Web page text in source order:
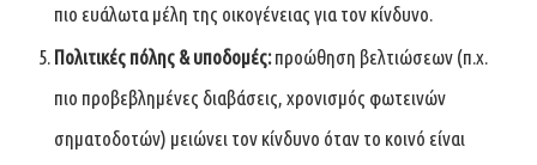
πιο ευάλωτα μέλη της οικογένειας για τον κίνδυνο.
Πολιτικές πόλης & υποδομές:προώθηση βελτιώσεων (π.χ.
πιο προβεβλημένες διαβάσεις, χρονισμός φωτεινών
σηματοδοτών) μειώνει τον κίνδυνο όταν το κοινό είναι